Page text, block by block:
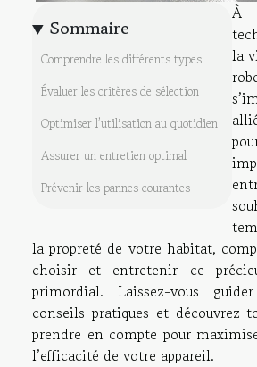
Sommaire
Comprendre les différents types
Évaluer les critères de sélection
Optimiser l’utilisation au quotidien
Assurer un entretien optimal
Prévenir les pannes courantes
À
la
la propreté de votre habitat,
choisir et entretenir ce
primordial. Laissez-vous
conseils pratiques et découvrez
prendre en compte pour
l’efficacité de votre appareil.